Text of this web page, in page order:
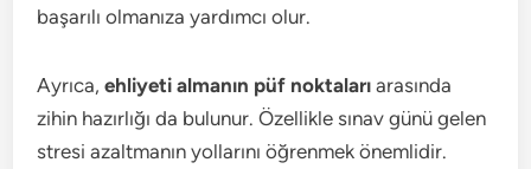
başarılı olmanıza yardımcı olur.
Ayrıca,ehliyeti almanın püf noktaları arasında
zihin hazırlığı da bulunur. Özellikle sınav günü gelen
stresi azaltmanın yollarını öğrenmek önemlidir.